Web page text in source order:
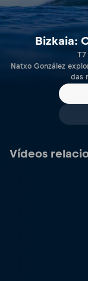
Bizkaia:
T7
Natxo González
das
Vídeos